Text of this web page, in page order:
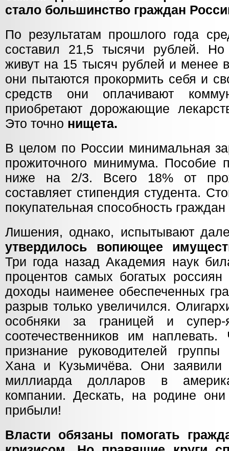
стало большинство граждан
По результатам прошлого года
составил 21,5 тысячи рублей.
живут на 15 тысяч рублей и менее
они пытаются прокормить себя и
средств они оплачивают
приобретают дорожающие
Это точно нищета.
В целом по России минимальная
прожиточного минимума. Пособие
ниже на 2/3. Всего 18% от
составляет стипендия студента.
покупательная способность
Лишения, однако, испытывают
утвердилось вопиющее
Три года назад Академия наук
процентов самых богатых
доходы наименее обеспеченных
разрыв только увеличился.
особняки за границей и
соотечественников им
признание руководителей
Хана и Кузьмичёва. Они
миллиарда долларов в
компании. Дескать, на родине
прибыли!
Власти обязаны помогать